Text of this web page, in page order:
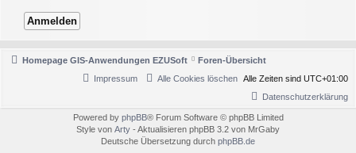
Homepage GIS-Anwendungen EZUSoft
Foren-Übersicht
Alle Zeiten sind UTC+01:00
Alle Cookies löschen
Impressum
Datenschutzerklärung
Powered by phpBB® Forum Software © phpBB Limited
Style von Arty - Aktualisieren phpBB 3.2 von MrGaby
Deutsche Übersetzung durch phpBB.de